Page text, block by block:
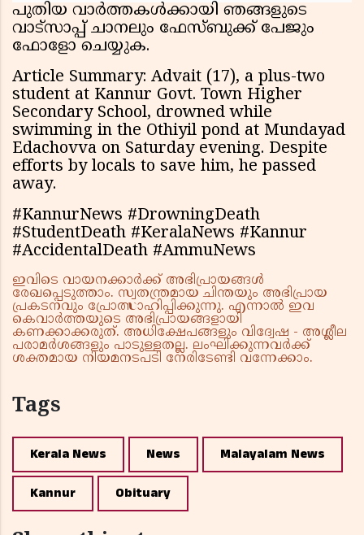
പുതിയ വാർത്തകൾക്കായി ഞങ്ങളുടെ
വാട്സാപ്പ് ചാനലും ഫേസ്ബുക്ക് പേജും
ഫോളോ ചെയ്യുക.
Article Summary: Advait (17), a plus-two
student at Kannur Govt. Town Higher
Secondary School, drowned while
swimming in the Othiyil pond at Mundayad
Edachovva on Saturday evening. Despite
efforts by locals to save him, he passed
away.
#KannurNews #DrowningDeath
#StudentDeath #KeralaNews #Kannur
#AccidentalDeath #AmmuNews
ഇവിടെ വായനക്കാർക്ക് അഭിപ്രായങ്ങൾ
രേഖപ്പെടുത്താം. സ്വതന്ത്രമായ ചിന്തയും അഭിപ്രായ
പ്രകടനവും പ്രോത്സാഹിപ്പിക്കുന്നു. എന്നാൽ ഇവ
കെവാർത്തയുടെ അഭിപ്രായങ്ങളായി
കണക്കാക്കരുത്. അധിക്ഷേപങ്ങളും വിദ്വേഷ - അശ്ലീല
പരാമർശങ്ങളും പാടുള്ളതല്ല. ലംഘിക്കുന്നവർക്ക്
ശക്തമായ നിയമനടപടി നേരിടേണ്ടി വന്നേക്കാം.
Tags
Kerala News News Malayalam News
Kannur Obituary